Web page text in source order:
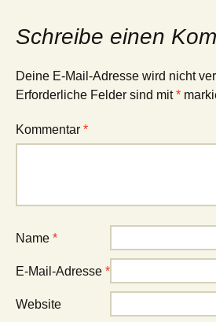
Schreibe einen
Deine E-Mail-Adresse wird nicht
Erforderliche Felder sind mit*
Kommentar *
Name *
E-Mail-Adresse *
Website